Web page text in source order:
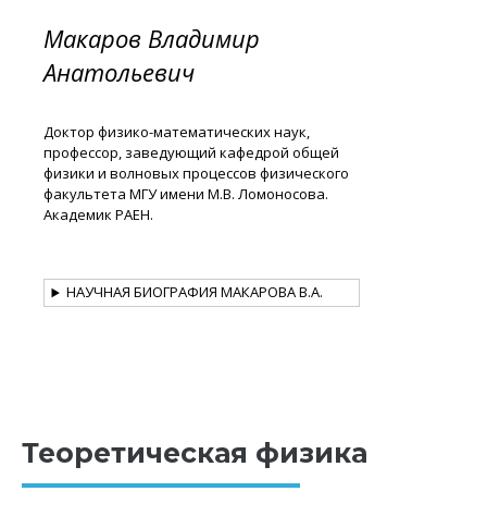
Макаров Владимир
Анатольевич
Доктор физико-математических наук,
профессор, заведующий кафедрой общей
физики и волновых процессов физического
факультета МГУ имени М.В. Ломоносова.
Академик РАЕН.
НАУЧНАЯ БИОГРАФИЯ МАКАРОВА В.А.
Теоретическая физика